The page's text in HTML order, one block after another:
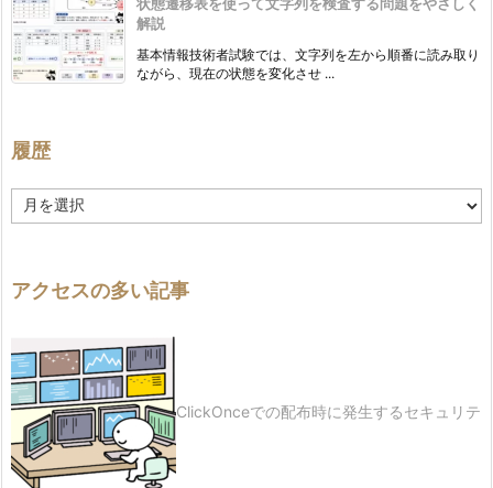
解説
基本情報技術者試験では、文字列を左から順番に読み取り
ながら、現在の状態を変化させ ...
履歴
歴
アクセスの多い記事
ClickOnceでの配布時に発生するセキュリテ